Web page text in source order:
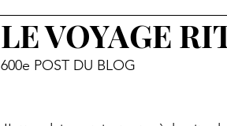
LE VOYAGE
600e POST DU BLOG